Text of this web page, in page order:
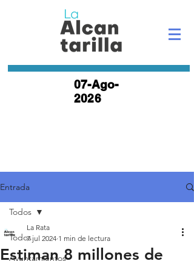
07-Ago-
2026
Entrada
Todos
Ayuntamientos
Todos
Estiman 8 millones de
La Rata
7 jul 2024 1 min de lectura